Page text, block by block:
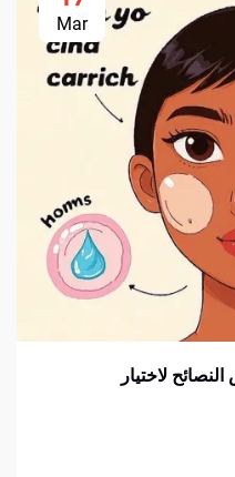
Mar
لاختيار